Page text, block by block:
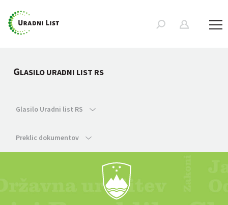
GLASILO URADNI LIST RS
Glasilo Uradni list RS
Preklic dokumentov